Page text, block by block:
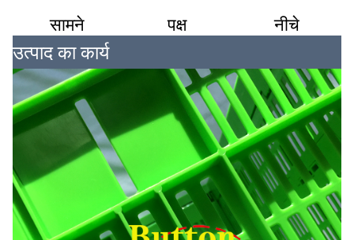
सामने पक्ष नीचे
उत्पाद का कार्य